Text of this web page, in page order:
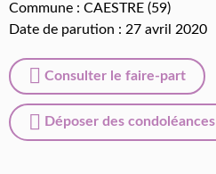
Commune : CAESTRE (59)
Date de parution : 27 avril 2020
Consulter le faire-part
Déposer des condoléances